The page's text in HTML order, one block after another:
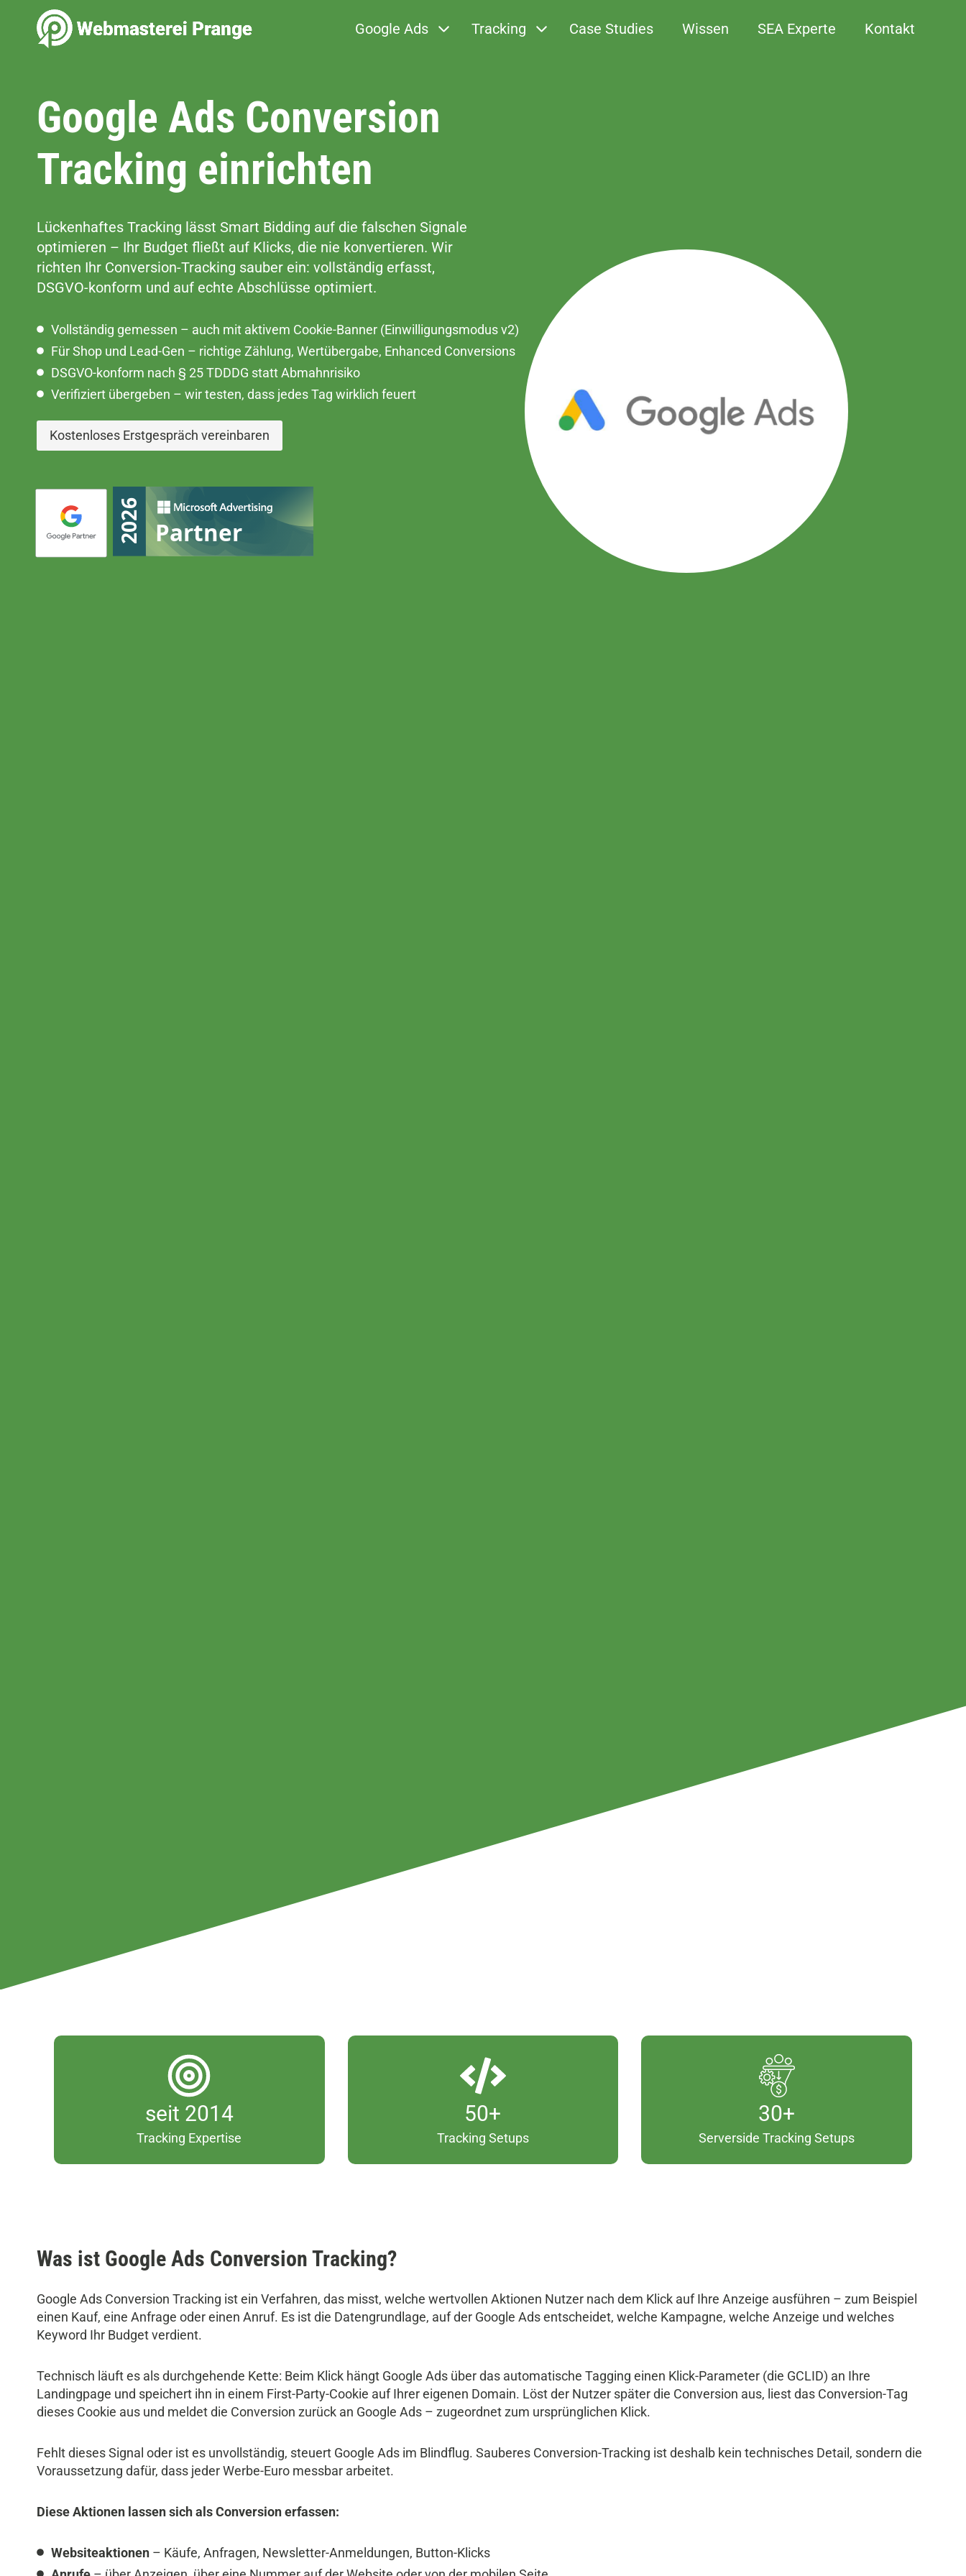
springen
Google Ads Tracking Case Studies Wissen SEA Experte Kontakt
Google Ads Conversion
Tracking einrichten
Lückenhaftes Tracking lässt Smart Bidding auf die falschen Signale
optimieren – Ihr Budget fließt auf Klicks, die nie konvertieren. Wir
richten Ihr Conversion-Tracking sauber ein: vollständig erfasst,
DSGVO-konform und auf echte Abschlüsse optimiert.
Vollständig gemessen – auch mit aktivem Cookie-Banner (Einwilligungsmodus v2)
Für Shop und Lead-Gen – richtige Zählung, Wertübergabe, Enhanced Conversions
DSGVO-konform nach § 25 TDDDG statt Abmahnrisiko
Verifiziert übergeben – wir testen, dass jedes Tag wirklich feuert
Kostenloses Erstgespräch vereinbaren
t
seit 2014
Tracking Expertise
50+
Tracking Setups
30+
Serverside Tracking Setups
Was ist Google Ads Conversion Tracking?
Google Ads Conversion Tracking ist ein Verfahren, das misst, welche wertvollen Aktionen Nutzer nach dem Klick auf Ihre Anzeige ausführen – zum Beispiel
einen Kauf, eine Anfrage oder einen Anruf. Es ist die Datengrundlage, auf der Google Ads entscheidet, welche Kampagne, welche Anzeige und welches
Keyword Ihr Budget verdient.
Technisch läuft es als durchgehende Kette: Beim Klick hängt Google Ads über das automatische Tagging einen Klick-Parameter (die GCLID) an Ihre
Landingpage und speichert ihn in einem First-Party-Cookie auf Ihrer eigenen Domain. Löst der Nutzer später die Conversion aus, liest das Conversion-Tag
dieses Cookie aus und meldet die Conversion zurück an Google Ads – zugeordnet zum ursprünglichen Klick.
Fehlt dieses Signal oder ist es unvollständig, steuert Google Ads im Blindflug. Sauberes Conversion-Tracking ist deshalb kein technisches Detail, sondern die
Voraussetzung dafür, dass jeder Werbe-Euro messbar arbeitet.
Diese Aktionen lassen sich als Conversion erfassen:
Websiteaktionen – Käufe, Anfragen, Newsletter-Anmeldungen, Button-Klicks